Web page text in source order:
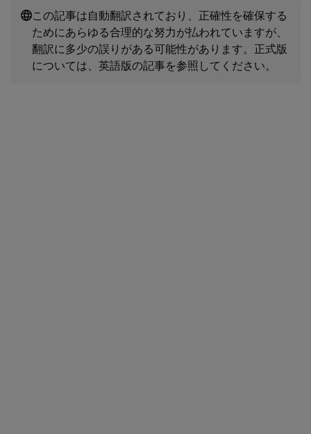
この記事は自動翻訳されており、正確性を確保する
ためにあらゆる合理的な努力が払われていますが、
翻訳に多少の誤りがある可能性があります。正式版
については、英語版の記事を参照してください。